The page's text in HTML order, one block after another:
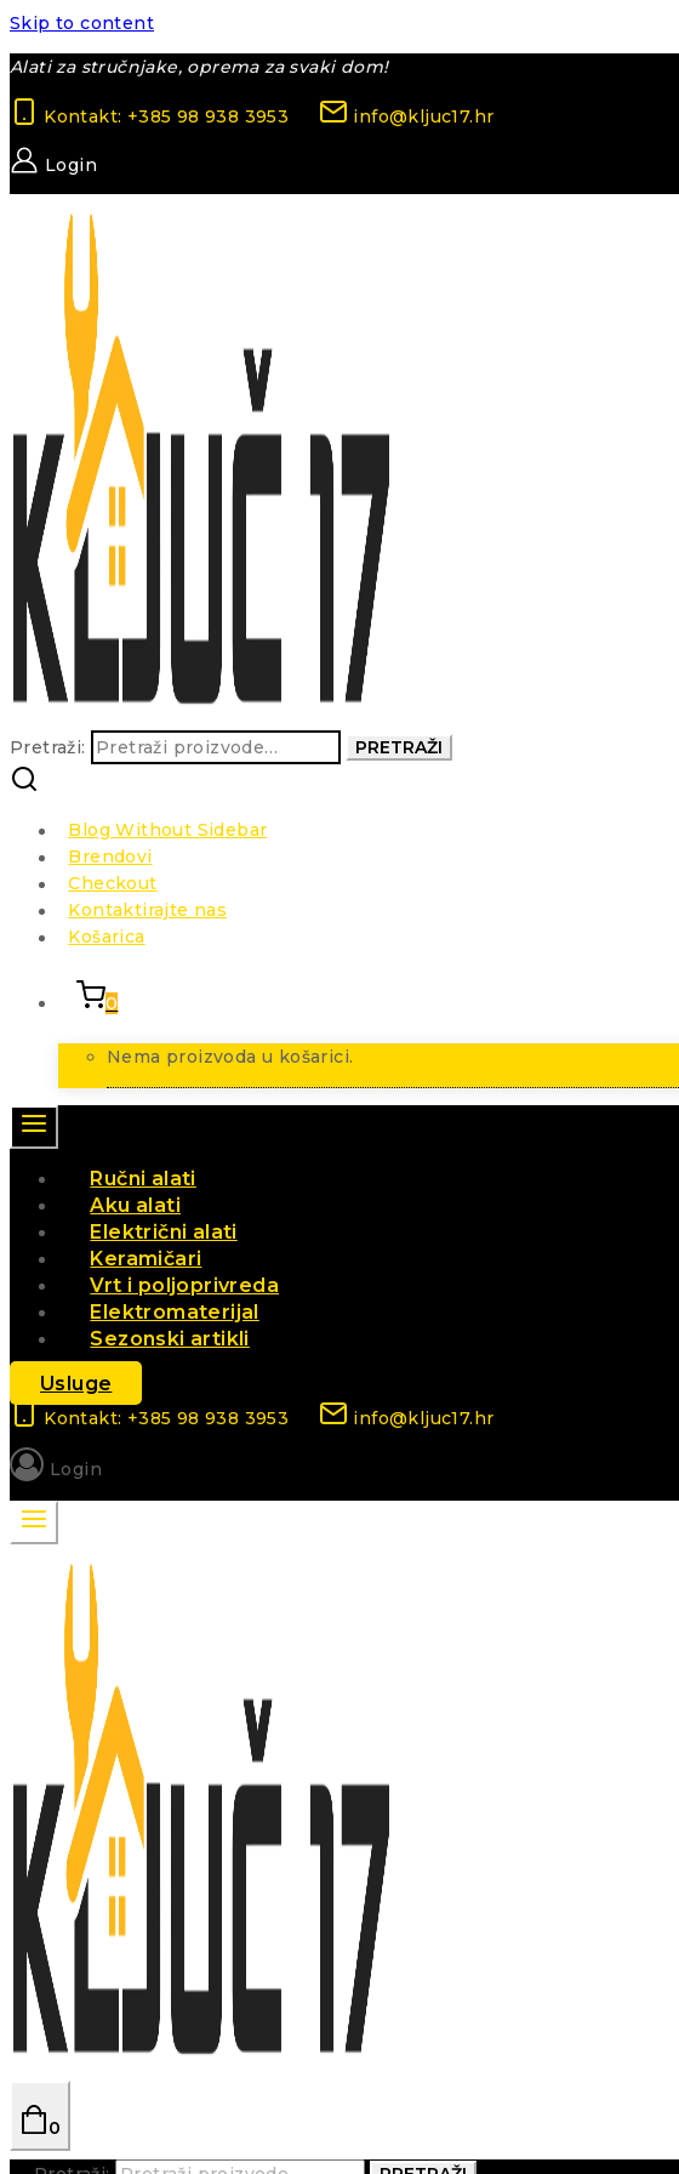
Skip to content
Alati za stručnjake, oprema za svaki dom!
Kontakt: +385 98 938 3953 info@kljuc17.hr
Login
Pretraži: PRETRAŽI
Blog Without Sidebar
Brendovi
Checkout
Kontaktirajte nas
Košarica
0
Nema proizvoda u košarici.
Ručni alati
Aku alati
Električni alati
Keramičari
Vrt i poljoprivreda
Elektromaterijal
Sezonski artikli
Usluge
Kontakt: +385 98 938 3953 info@kljuc17.hr
Login
0